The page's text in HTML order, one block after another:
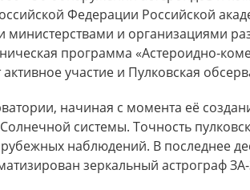
Федерации Российской
министерствами и организациями
программа «Астероидно-
участие и Пулковская
начиная с момента её
системы. Точность
наблюдений. В последнее
зеркальный астрограф